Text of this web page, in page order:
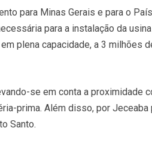
para Minas Gerais e para o
para a instalação da
plena capacidade, a 3 milhões
se em conta a proximidade
prima. Além disso, por
Santo.